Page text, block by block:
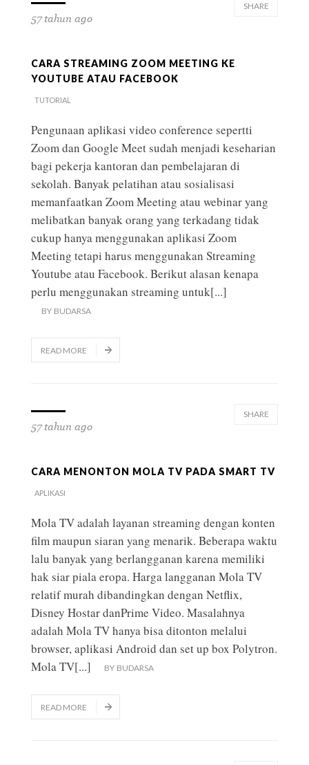
57 tahun ago
SHARE
CARA STREAMING ZOOM MEETING KE
YOUTUBE ATAU FACEBOOK
TUTORIAL
Pengunaan aplikasi video conference sepertti
Zoom dan Google Meet sudah menjadi keseharian
bagi pekerja kantoran dan pembelajaran di
sekolah. Banyak pelatihan atau sosialisasi
memanfaatkan Zoom Meeting atau webinar yang
melibatkan banyak orang yang terkadang tidak
cukup hanya menggunakan aplikasi Zoom
Meeting tetapi harus menggunakan Streaming
Youtube atau Facebook. Berikut alasan kenapa
perlu menggunakan streaming untuk[...]
BY BUDARSA
READ MORE
57 tahun ago
SHARE
CARA MENONTON MOLA TV PADA SMART TV
APLIKASI
Mola TV adalah layanan streaming dengan konten
film maupun siaran yang menarik. Beberapa waktu
lalu banyak yang berlangganan karena memiliki
hak siar piala eropa. Harga langganan Mola TV
relatif murah dibandingkan dengan Netflix,
Disney Hostar danPrime Video. Masalahnya
adalah Mola TV hanya bisa ditonton melalui
browser, aplikasi Android dan set up box Polytron.
Mola TV[...] BY BUDARSA
READ MORE